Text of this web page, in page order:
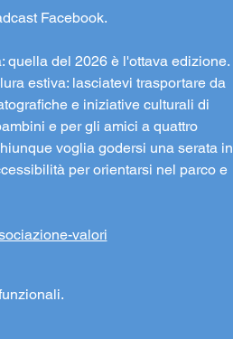
Facebook.
quella del 2026 è l'ottava edizione.
estiva: lasciatevi trasportare da
e iniziative culturali di
e per gli amici a quattro
voglia godersi una serata in
per orientarsi nel parco e
valori